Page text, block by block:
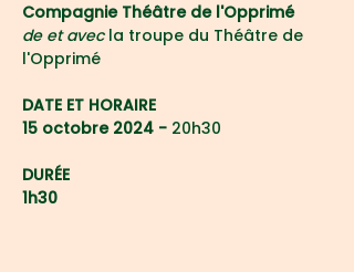
Compagnie Théâtre de l'Opprimé
de et avec la troupe du Théâtre de
l'Opprimé
DATE ET HORAIRE
15 octobre 2024 - 20h30
DURÉE
1h30